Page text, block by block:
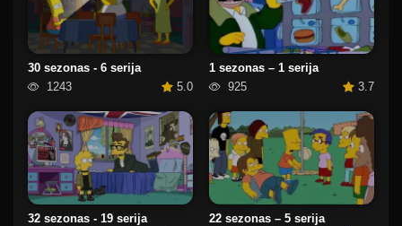
30 sezonas - 6 serija
1243
5.0
1 sezonas – 1 serija
925
3.7
32 sezonas - 19 serija
22 sezonas – 5 serija